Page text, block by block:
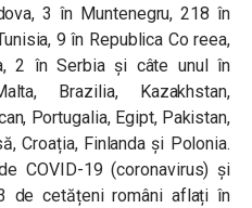
3 în Muntenegru, 218 în
9 în Republica Co reea,
2 în Serbia și câte unul în
Brazilia, Kazakhstan,
Portugalia, Egipt, Pakistan,
Croația, Finlanda și Polonia.
COVID-19 (coronavirus) și
de cetățeni români aflați în